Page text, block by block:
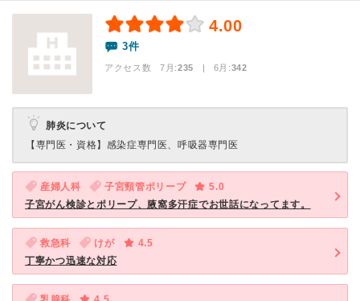
4.00
3件
アクセス数 7月:235 | 6月:342
肺炎について
【専門医・資格】 感染症専門医、呼吸器専門医
産婦人科 子宮頸管ポリープ
5.0
子宮がん検診とポリープ、腋窩多汗症でお世話になってます。
救急科 けが
4.5
丁寧かつ迅速な対応